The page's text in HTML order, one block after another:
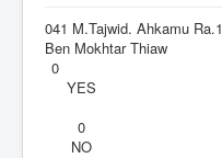
Accueil
CAUSERIES
IBADAAT
AQEEDAH
041 M.Tajwid. Ahkamu Ra.1
Ben Mokhtar Thiaw
0
YES
0
NO